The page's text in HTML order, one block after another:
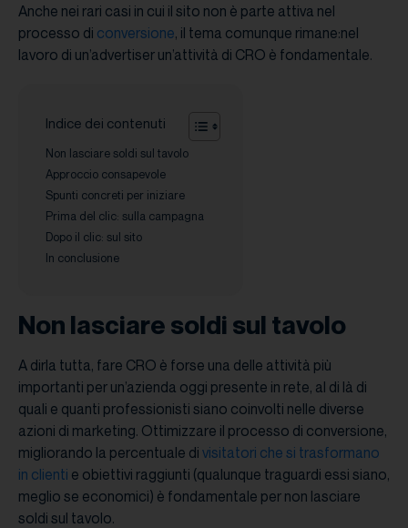
Anche nei rari casi in cui il sito non è parte attiva nel
processo di conversione, il tema comunque rimane:nel
lavoro di un’advertiser un’attività di CRO è fondamentale.
Indice dei contenuti
Non lasciare soldi sul tavolo
Approccio consapevole
Spunti concreti per iniziare
Prima del clic: sulla campagna
Dopo il clic: sul sito
In conclusione
Non lasciare soldi sul tavolo
A dirla tutta, fare CRO è forse una delle attività più
importanti per un’azienda oggi presente in rete, al di là di
quali e quanti professionisti siano coinvolti nelle diverse
azioni di marketing. Ottimizzare il processo di conversione,
migliorando la percentuale di visitatori che si trasformano
in clienti e obiettivi raggiunti (qualunque traguardi essi siano,
meglio se economici) è fondamentale per non lasciare
soldi sul tavolo.